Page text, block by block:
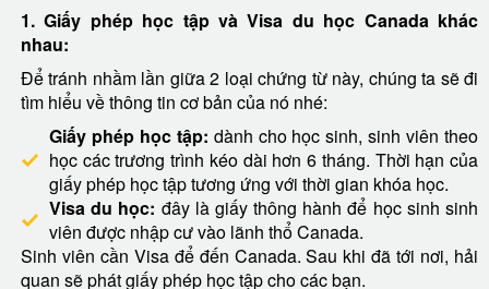
1. Giấy phép học tập và Visa du học Canada khác
nhau:
Để tránh nhầm lần giữa 2 loại chứng từ này, chúng ta sẽ đi
tìm hiểu về thông tin cơ bản của nó nhé:
Giấy phép học tập: dành cho học sinh, sinh viên theo
học các trương trình kéo dài hơn 6 tháng. Thời hạn của
giấy phép học tập tương ứng với thời gian khóa học.
Visa du học: đây là giấy thông hành để học sinh sinh
viên được nhập cư vào lãnh thổ Canada.
Sinh viên cần Visa để đến Canada. Sau khi đã tới nơi, hải
quan sẽ phát giấy phép học tập cho các bạn.